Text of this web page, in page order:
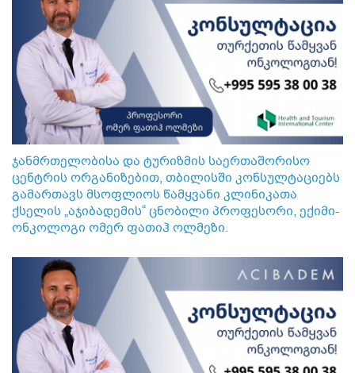
ჯანმრთელობისა და ტურიზმის საერთაშორისო
ცენტრის ორგანიზებით, თბილისში კონსულტაციებს
გამართავს მსოფლიოს წამყვანი კლინიკათა
ქსელის „აჯიბადემის“ ცნობილი პროფესორი, ექიმი-
ონკოლოგი ომერ ფათიჰ ოლმეზი.